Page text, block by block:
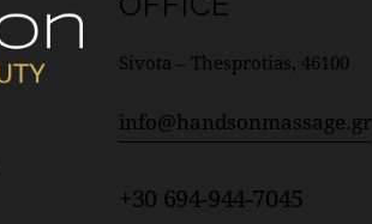
Sivota – Thesprotias, 46100
info@handsonmassage.gr
+30 694-944-7045